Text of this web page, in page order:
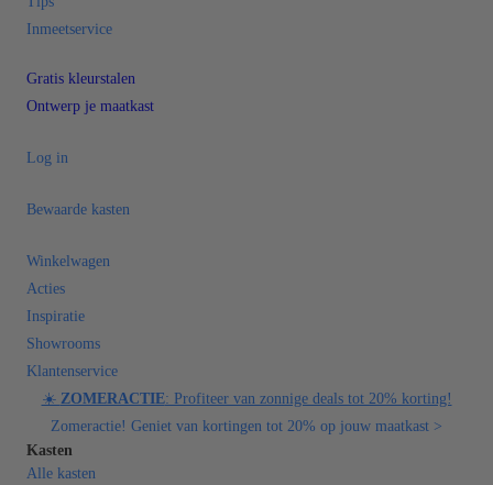
Inmeetservice
Gratis kleurstalen
Ontwerp je maatkast
Log in
Bewaarde kasten
Winkelwagen
Acties
Inspiratie
Showrooms
Klantenservice
☀️ ZOMERACTIE: Profiteer van zonnige deals tot 20% korting!
Zomeractie! Geniet van kortingen tot 20% op jouw maatkast >
Kasten
Alle kasten